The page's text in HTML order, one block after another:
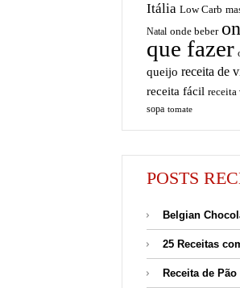
Itália Low Carb
Natal onde beber
que fazer
queijo receita de
receita fácil receita
sopa tomate
POSTS
Belgian
25 Receitas
Receita de